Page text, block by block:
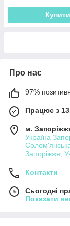
Купити
Про нас
97%
Працює з
м.
Україна
Запоріжжя,
Контакти
Сьогодні
Показати